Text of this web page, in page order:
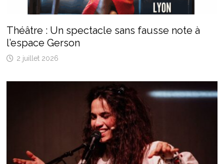
Théâtre : Un spectacle sans fausse note à
l’espace Gerson
2 juillet 2026